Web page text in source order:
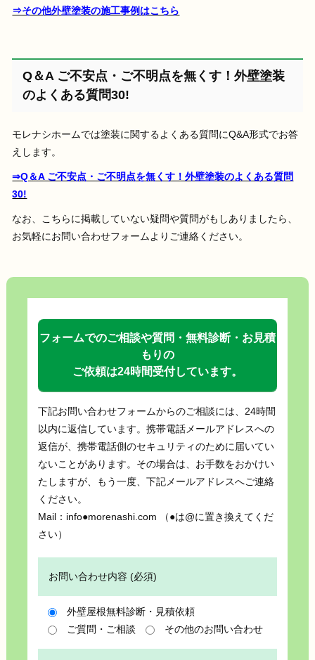
⇒その他外壁塗装の施工事例はこちら
Q＆A ご不安点・ご不明点を無くす！外壁塗装
のよくある質問30!
モレナシホームでは塗装に関するよくある質問にQ&A形式でお答
えします。
⇒Q＆A ご不安点・ご不明点を無くす！外壁塗装のよくある質問
30!
なお、こちらに掲載していない疑問や質問がもしありましたら、
お気軽にお問い合わせフォームよりご連絡ください。
フォームでのご相談や質問・無料診断・お見積
もりの
ご依頼は24時間受付しています。
下記お問い合わせフォームからのご相談には、24時間
以内に返信しています。携帯電話メールアドレスへの
返信が、携帯電話側のセキュリティのために届いてい
ないことがあります。その場合は、お手数をおかけい
たしますが、もう一度、下記メールアドレスへご連絡
ください。
Mail：info●morenashi.com （●は@に置き換えてくだ
さい）
お問い合わせ内容 (必須)
外壁屋根無料診断・見積依頼
ご質問・ご相談
その他のお問い合わせ